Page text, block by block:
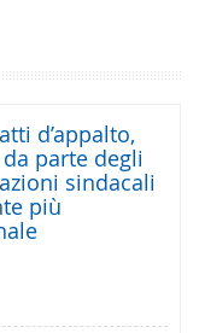
d’appalto,
parte degli
sindacali
più